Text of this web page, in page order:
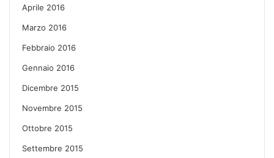
Aprile 2016
Marzo 2016
Febbraio 2016
Gennaio 2016
Dicembre 2015
Novembre 2015
Ottobre 2015
Settembre 2015